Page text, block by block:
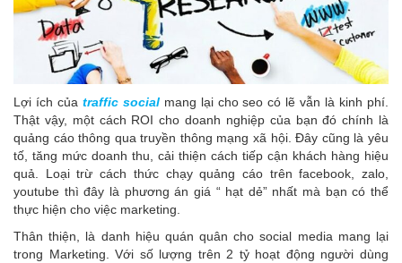
Lợi ích của traffic socialmang lại cho seo có lẽ vẫn là kinh phí.
Thật vậy, một cách ROI cho doanh nghiệp của bạn đó chính là
quảng cáo thông qua truyền thông mạng xã hội. Đây cũng là yêu
tố, tăng mức doanh thu, cải thiện cách tiếp cận khách hàng hiệu
quả. Loại trừ cách thức chạy quảng cáo trên facebook, zalo,
youtube thì đây là phương án giá “ hạt dẻ” nhất mà bạn có thể
thực hiện cho việc marketing.
Thân thiện, là danh hiệu quán quân cho social media mang lại
trong Marketing. Với số lượng trên 2 tỷ hoạt động người dùng